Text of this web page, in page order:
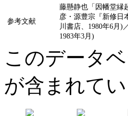
参考文献
藤懸静也「因幡堂縁
彦・源豊宗『新修日
川書店、1980年6月)
1983年3月)
このデータ
が含まれてい